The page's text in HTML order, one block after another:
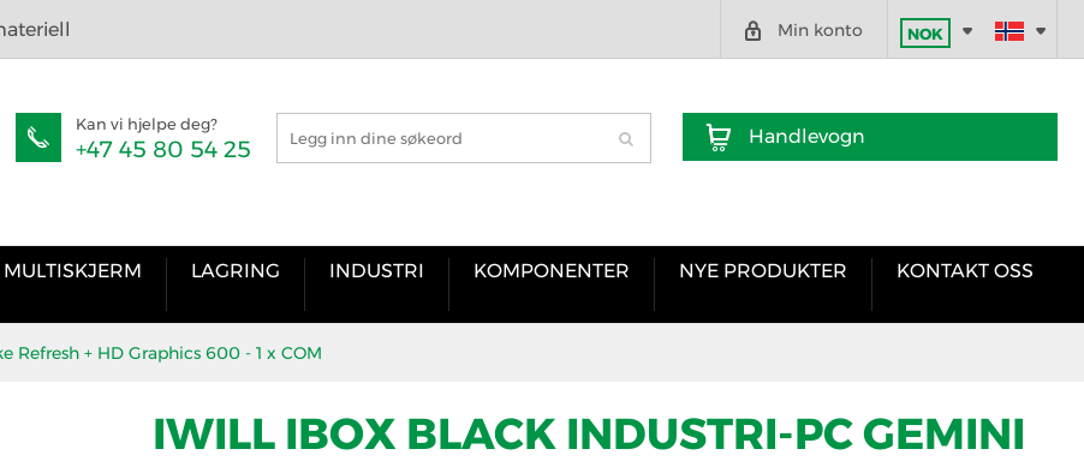
NOK
Min konto
Kan vi hjelpe deg?
+47 45 80 54 25 Handlevogn
MULTISKJERM LAGRING INDUSTRI KOMPONENTER NYE PRODUKTER KONTAKT OSS
Refresh + HD Graphics 600 - 1 x COM
IWILL IBOX BLACK INDUSTRI-PC GEMINI